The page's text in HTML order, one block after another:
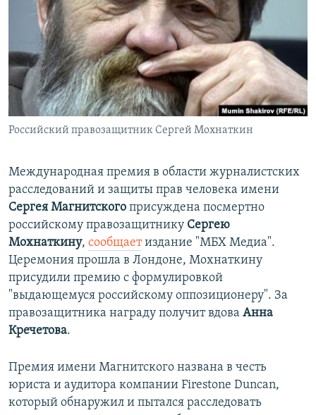
РАСПИСАНИЕ ВЕЩАНИЯ
ПОДПИШИТЕСЬ НА РАССЫЛКУ
СОЦИАЛЬНЫЕ СЕТИ
Все сайты РСЕ/РС
Российский правозащитник Сергей Мохнаткин
Международная премия в области журналистских
расследований и защиты прав человека имени
Сергея Магнитского присуждена посмертно
российскому правозащитнику Сергею
Мохнаткину, сообщаетиздание "МБХ Медиа".
Церемония прошла в Лондоне, Мохнаткину
присудили премию с формулировкой
"выдающемуся российскому оппозиционеру". За
правозащитника награду получит вдова Анна
Кречетова.
Премия имени Магнитского названа в честь
юриста и аудитора компании Firestone Duncan,
который обнаружил и пытался расследовать